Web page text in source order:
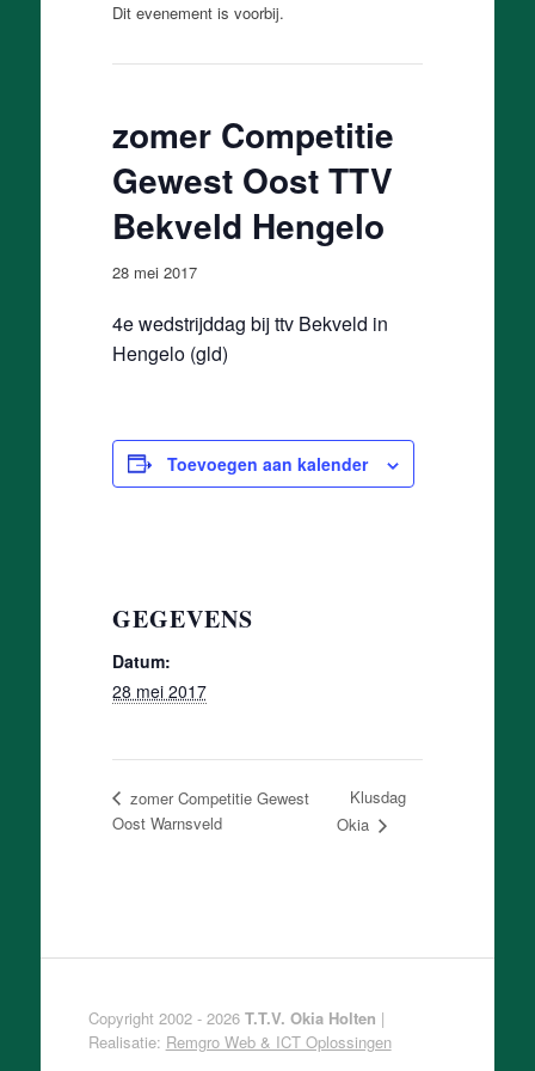
Dit evenement is voorbij.
zomer Competitie
Gewest Oost TTV
Bekveld Hengelo
28 mei 2017
4e wedstrijddag bij ttv Bekveld in
Hengelo (gld)
Toevoegen aan kalender
GEGEVENS
Datum:
28 mei 2017
zomer Competitie Gewest
Oost Warnsveld
Klusdag
Okia
Copyright 2002 - 2026 T.T.V. Okia Holten |
Realisatie: Remgro Web & ICT Oplossingen